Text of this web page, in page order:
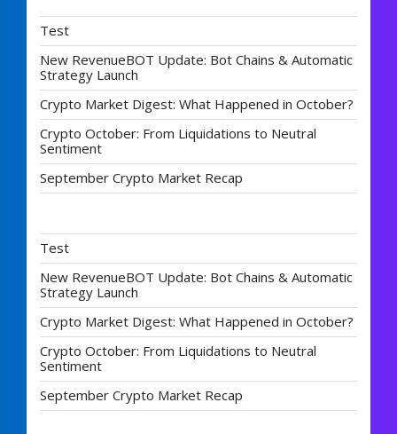
Test
New RevenueBOT Update: Bot Chains & Automatic
Strategy Launch
Crypto Market Digest: What Happened in October?
Crypto October: From Liquidations to Neutral
Sentiment
September Crypto Market Recap
Test
New RevenueBOT Update: Bot Chains & Automatic
Strategy Launch
Crypto Market Digest: What Happened in October?
Crypto October: From Liquidations to Neutral
Sentiment
September Crypto Market Recap